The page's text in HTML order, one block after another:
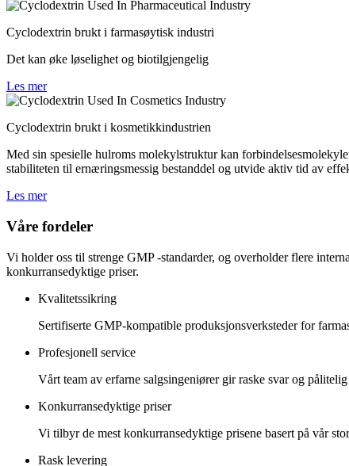
Cyclodextrin brukt i farmasøytisk industri
Det kan øke løselighet og biotilgjengelig
Les mer
Cyclodextrin brukt i kosmetikkindustrien
Med sin spesielle hulroms molekylstruktur kan
stabiliteten til ernæringsmessig bestanddel og utvide aktiv tid av
Les mer
Våre fordeler
Vi holder oss til strenge GMP -standarder, og overholder flere
konkurransedyktige priser.
Kvalitetssikring
Sertifiserte GMP-kompatible produksjonsverksteder for
Profesjonell service
Vårt team av erfarne salgsingeniører gir raske svar og
Konkurransedyktige priser
Vi tilbyr de mest konkurransedyktige prisene basert på vår
Rask levering